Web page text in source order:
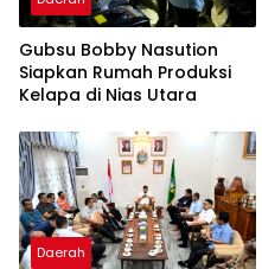
Gubsu Bobby Nasution
Siapkan Rumah Produksi
Kelapa di Nias Utara
Daerah